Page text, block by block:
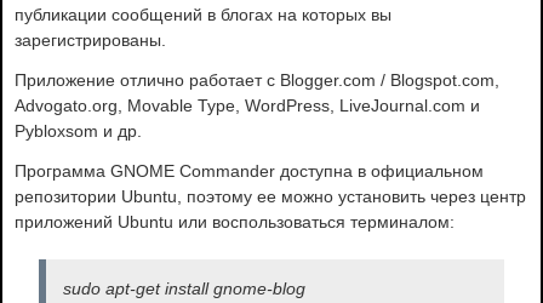
публикации сообщений в блогах на которых вы
зарегистрированы.
Приложение отлично работает с Blogger.com / Blogspot.com,
Advogato.org, Movable Type, WordPress, LiveJournal.com и
Pybloxsom и др.
Программа GNOME Commander доступна в официальном
репозитории Ubuntu, поэтому ее можно установить через центр
приложений Ubuntu или воспользоваться терминалом:
sudo apt-get install gnome-blog